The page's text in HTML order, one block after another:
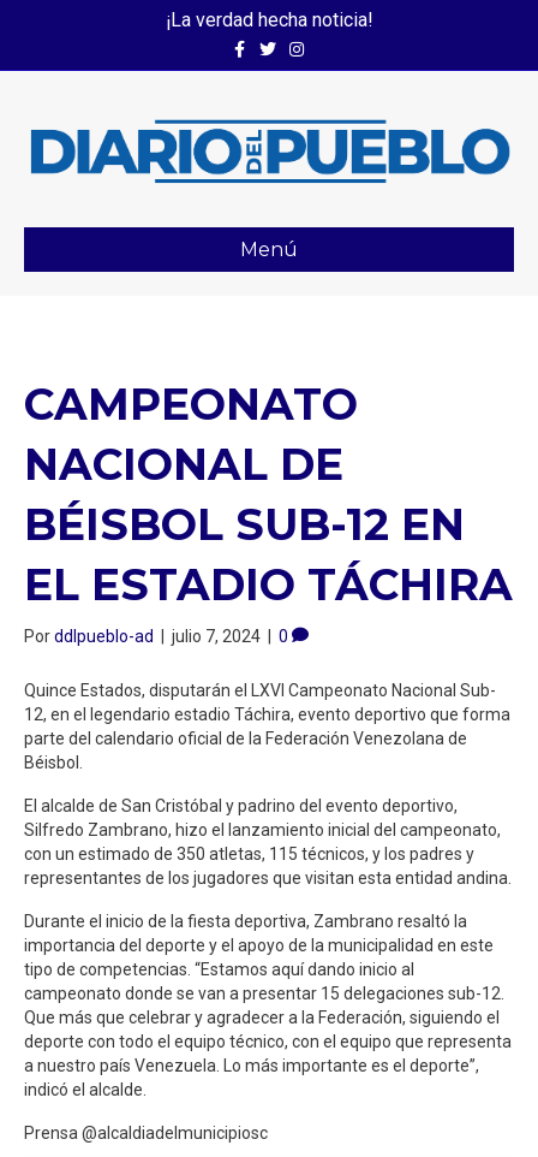
¡La verdad hecha noticia!
FacebookTwitterInstagram
Menú
CAMPEONATO
NACIONAL DE
BÉISBOL SUB-12 EN
EL ESTADIO TÁCHIRA
Porddlpueblo-ad | julio 7, 2024 | 0
Quince Estados, disputarán el LXVI Campeonato Nacional Sub-
12, en el legendario estadio Táchira, evento deportivo que forma
parte del calendario oficial de la Federación Venezolana de
Béisbol.
El alcalde de San Cristóbal y padrino del evento deportivo,
Silfredo Zambrano, hizo el lanzamiento inicial del campeonato,
con un estimado de 350 atletas, 115 técnicos, y los padres y
representantes de los jugadores que visitan esta entidad andina.
Durante el inicio de la fiesta deportiva, Zambrano resaltó la
importancia del deporte y el apoyo de la municipalidad en este
tipo de competencias. “Estamos aquí dando inicio al
campeonato donde se van a presentar 15 delegaciones sub-12.
Que más que celebrar y agradecer a la Federación, siguiendo el
deporte con todo el equipo técnico, con el equipo que representa
a nuestro país Venezuela. Lo más importante es el deporte”,
indicó el alcalde.
Prensa @alcaldiadelmunicipiosc